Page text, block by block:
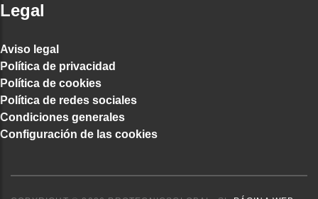
Legal
Aviso legal
Política de privacidad
Política de cookies
Política de redes sociales
Condiciones generales
Configuración de las cookies